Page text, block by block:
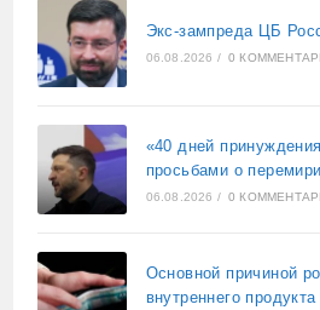
Экс-зампреда ЦБ
06.08.2026 / 0
«40 дней
просьбами о
06.08.2026 / 0
Основной причиной
внутреннего